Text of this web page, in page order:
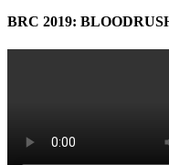
BRC 2019: